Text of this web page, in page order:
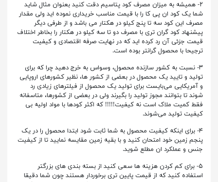
۲- همیشه به میزان مصرف کود پتاسیم دقت کنید بعنوان مثال شاید
شما یک کود ان پی کا را با قیمت مناسب خریداری نموده اید ولی مقدار
مصرف این کود سه تا پنج کیلو در هکتار می باشد و از طرفی دیگر
پیشنهاد کود گران تری با مصرف دو تا سه کیلو در هکتار را بخاطر اختلاف
قیمت جزئی آن رد کرده اید که در نهایت صرفه اقتصادی و کیفیت
ترجیحا با محصول گرانتر بوده است.
۳- نسبت به کشور سازنده محصول، وسواس به خرج دهید چرا که برای
تولید و تایید یک محصول در بعضی از کشور ها، نظیر کشورهای اروپایی
و آمریکایی می‌بایست برای تولید یک محصول از فیلترهای زیادی رد
شوند تا بتوانند مجوز تولید را بگیرند ولی در بعضی از کشورها، متاسفانه
فقط کمیت ملاک است نه کیفیت!!!!! که اکثر کودها با مواد اولیه بی
کیفیت تولید می‌شوند.
۴- برای اینکه کیفیت محصول به شما ثابت شود ابتدا محصول را در یک
پنجم زمین خود امتحان کنید و با بقیه زمین مقایسه نمایید تا از کیفیت
جنس و عملکرد ان مطلع شوید.
۵- برای کم کردن هزینه ها سعی کنید از بسته بندی های بزرگتر
استفاده کنید که از قیمت پایین تری برخوردار هستند چون شما دقیقا